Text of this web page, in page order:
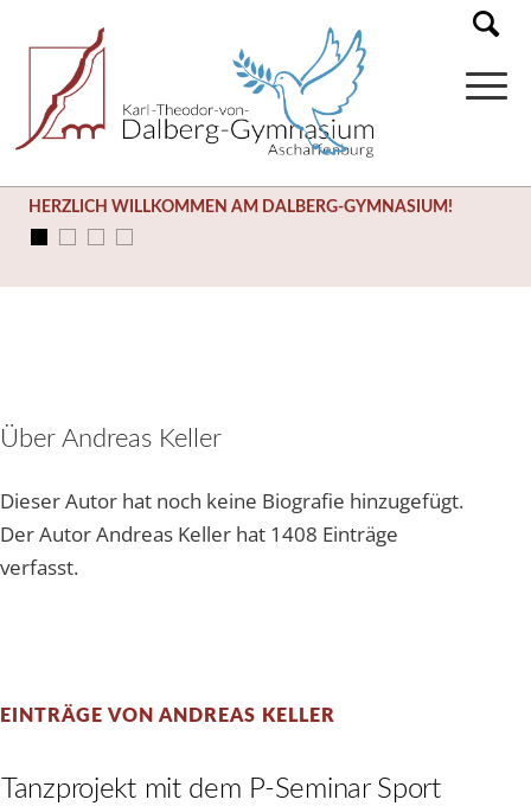
HERZLICH WILLKOMMEN AM DALBERG-GYMNASIUM!
Über Andreas Keller
Dieser Autor hat noch keine Biografie hinzugefügt.
Der AutorAndreas Keller hat 1408 Einträge
verfasst.
EINTRÄGE VON ANDREAS KELLER
Tanzprojekt mit dem P-Seminar Sport